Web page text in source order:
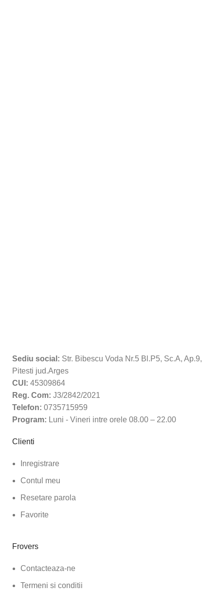
Sediu social: Str. Bibescu Voda Nr.5 Bl.P5, Sc.A, Ap.9,
Pitesti jud.Arges
CUI: 45309864
Reg. Com: J3/2842/2021
Telefon: 0735715959
Program: Luni - Vineri intre orele 08.00 – 22.00
Clienti
Inregistrare
Contul meu
Resetare parola
Favorite
Frovers
Contacteaza-ne
Termeni si conditii